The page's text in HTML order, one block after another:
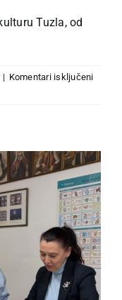
Tuzla, od
| Komentari isključeniza
u
Tuzli